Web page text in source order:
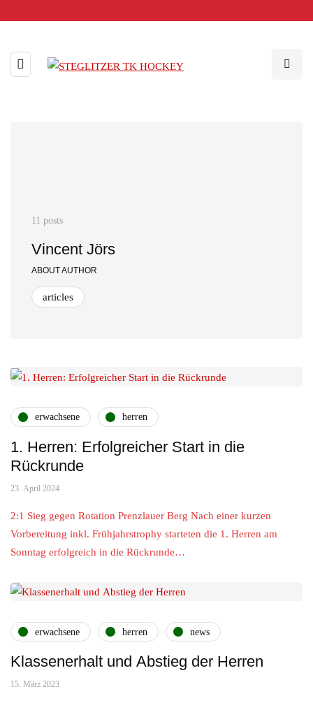
11 posts
Vincent Jörs
ABOUT AUTHOR
articles
erwachsene herren
1. Herren: Erfolgreicher Start in die
Rückrunde
23. April 2024
2:1 Sieg gegen Rotation Prenzlauer Berg Nach einer kurzen
Vorbereitung inkl. Frühjahrstrophy starteten die 1. Herren am
Sonntag erfolgreich in die Rückrunde…
erwachsene herren news
Klassenerhalt und Abstieg der Herren
15. März 2023